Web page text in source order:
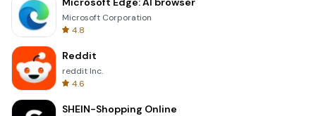
Microsoft Corporation
4.8
Reddit
reddit Inc.
4.6
SHEIN-Shopping Online